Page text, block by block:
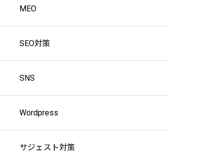
MEO
SEO対策
SNS
Wordpress
サジェスト対策